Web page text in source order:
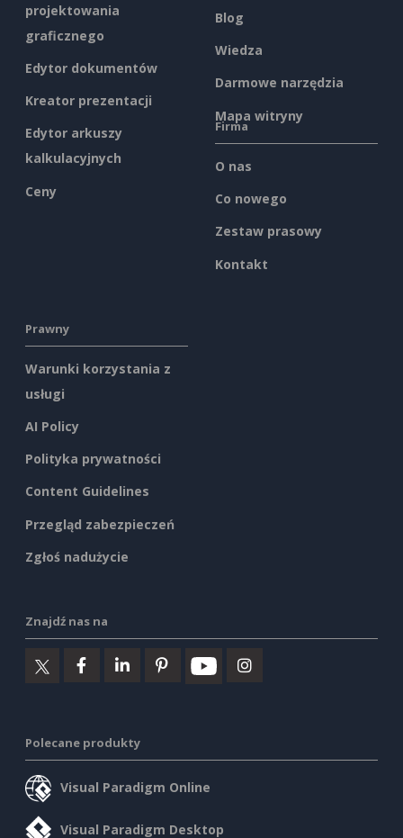
projektowania
graficznego
Edytor dokumentów
Kreator prezentacji
Edytor arkuszy
kalkulacyjnych
Ceny
Blog
Wiedza
Darmowe narzędzia
Mapa witryny
Firma
O nas
Co nowego
Zestaw prasowy
Kontakt
Prawny
Warunki korzystania z
usługi
AI Policy
Polityka prywatności
Content Guidelines
Przegląd zabezpieczeń
Zgłoś nadużycie
Znajdź nas na
Polecane produkty
Visual Paradigm Online
Visual Paradigm Desktop